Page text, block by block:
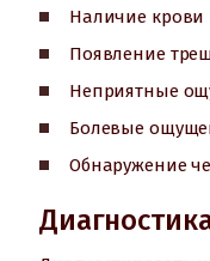
Наличие крови
Появление
Неприятные
Болевые
Обнаружение